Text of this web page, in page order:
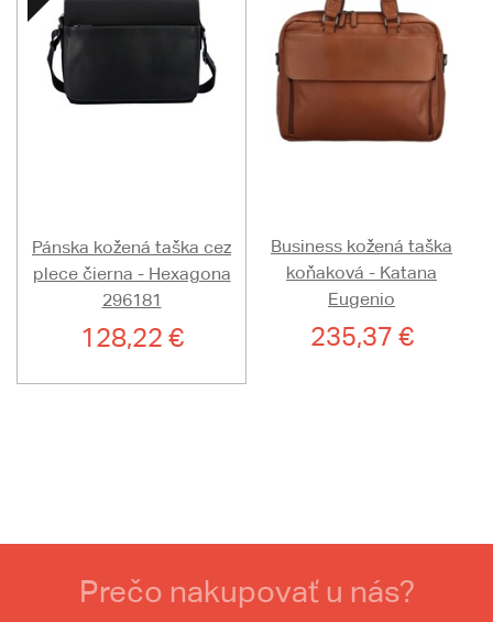
Pánska kožená taška cez
plece čierna - Hexagona
296181
128,22 €
Business kožená taška
koňaková - Katana
Eugenio
235,37 €
Prečo nakupovať u nás?